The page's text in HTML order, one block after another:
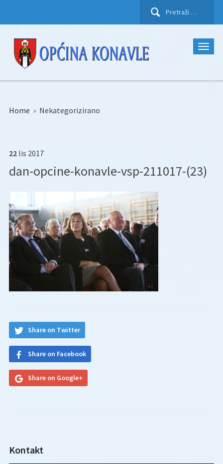
Pretraži:
Home » Nekategorizirano
22 lis 2017
dan-opcine-konavle-vsp-211017-(23)
Share on Twitter
Share on Facebook
Share on Google+
Kontakt